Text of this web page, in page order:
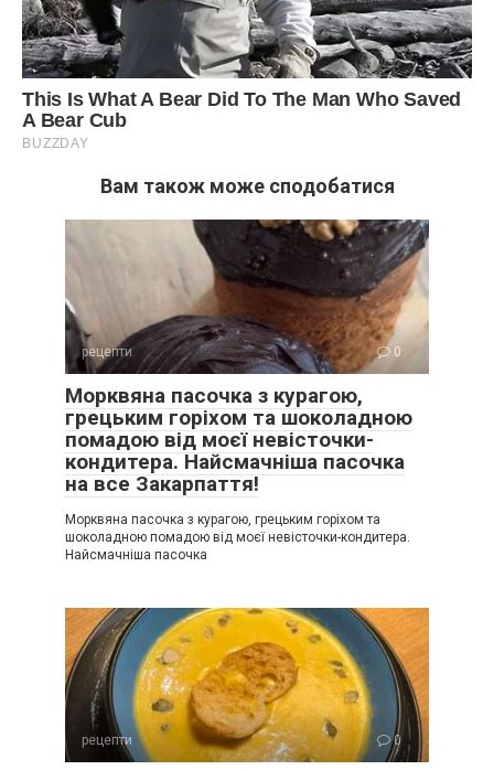
Вам також може сподобатися
рецепти 0
Морквяна пасочка з курагою,
грецьким горіхом та шоколадною
помадою від моєї невісточки-
кондитера. Найсмачніша пасочка
на все Закарпаття!
Морквяна пасочка з курагою, грецьким горіхом та
шоколадною помадою від моєї невісточки-кондитера.
Найсмачніша пасочка
рецепти 0